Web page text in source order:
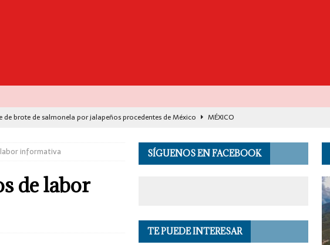
de brote de salmonela por jalapeños procedentes de México
MÉXICO
muertos en India por el monzón e inundaciones
de Seguridad se suma a investigación por asesinato en vivo del influencer
en los Andes de Perú deja un herido, según reporte de autoridades
EL
informativa
de labor
SÍGUENOS EN FACEBOOK
TE PUEDE INTERESAR